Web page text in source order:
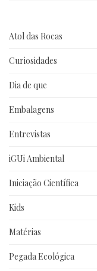
Atol das Rocas
Curiosidades
Dia de que
Embalagens
Entrevistas
iGUi Ambiental
Iniciação Científica
Kids
Matérias
Pegada Ecológica